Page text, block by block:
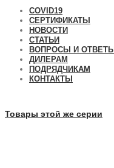
COVID19
СЕРТИФИКАТЫ
НОВОСТИ
СТАТЬИ
ВОПРОСЫ И ОТВЕТЫ
ДИЛЕРАМ
ПОДРЯДЧИКАМ
КОНТАКТЫ
Товары этой же серии